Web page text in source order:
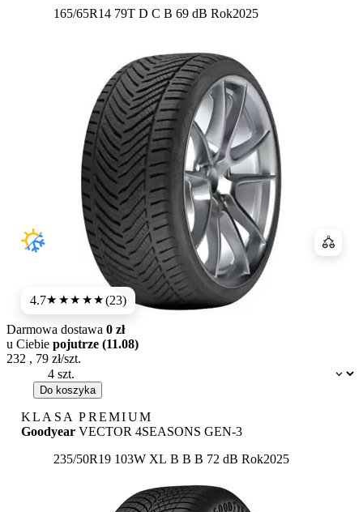
165/65R14 79T Etykieta:
D C B 69 dB Rok2025
4.7★★★★★(23)
Dostępność:
Darmowa dostawa 0 zł
u Ciebie pojutrze (11.08)
232 , 79 zł/szt.
Do koszyka
KLASA PREMIUM
Goodyear VECTOR 4SEASONS GEN-3
235/50R19 103W XL Etykieta:
B B B 72 dB Rok2025